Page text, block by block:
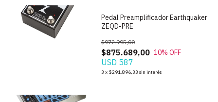
Pedal Preamplificador Earthquaker
ZEQD-PRE
$875.689,00
$972.995,00
10% OFF
USD 587
3 x $291.896,33 sin interés